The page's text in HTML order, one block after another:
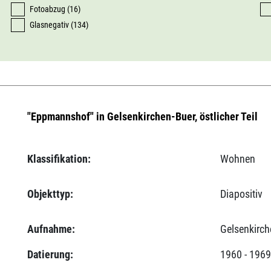
Fotoabzug (16)
Glasnegativ (134)
"Eppmannshof" in Gelsenkirchen-Buer, östlicher Teil
Klassifikation: Wohnen
Objekttyp: Diapositiv
Aufnahme:
Datierung:
1960 - 1969